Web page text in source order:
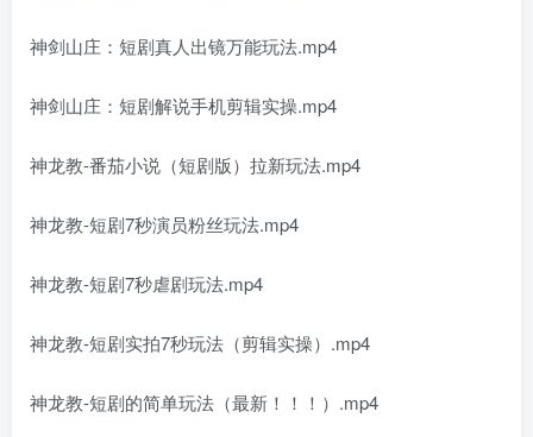
神剑山庄：短剧真人出镜万能玩法.mp4
神剑山庄：短剧解说手机剪辑实操.mp4
神龙教-番茄小说（短剧版）拉新玩法.mp4
神龙教-短剧7秒演员粉丝玩法.mp4
神龙教-短剧7秒虐剧玩法.mp4
神龙教-短剧实拍7秒玩法（剪辑实操）.mp4
神龙教-短剧的简单玩法（最新！！！）.mp4